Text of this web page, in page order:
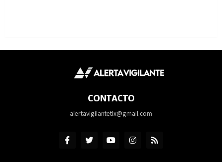
CONTACTO
alertavigilantetlx@gmail.com